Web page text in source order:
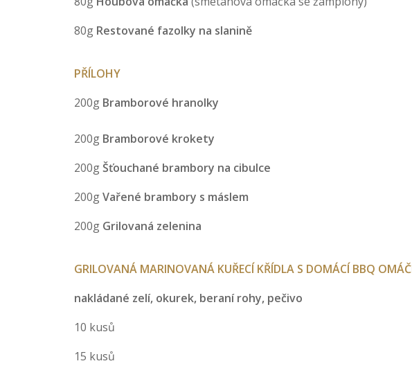
80g Restované fazolky na slanině
PŘÍLOHY
200g Bramborové hranolky
200g Bramborové krokety
200gŠťouchané brambory na cibulce
200gVařené brambory s máslem
200g Grilovaná zelenina
GRILOVANÁ MARINOVANÁ KUŘECÍ KŘÍDLA S DOMÁCÍ BBQ
nakládané zelí, okurek, beraní rohy, pečivo
10 kusů
15 kusů